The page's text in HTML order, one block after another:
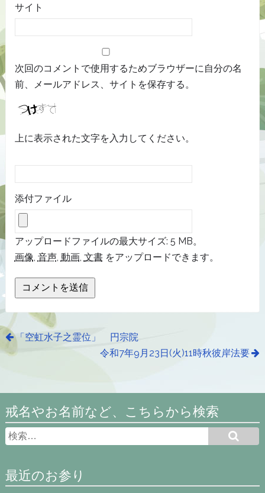
サイト
次回のコメントで使用するためブラウザーに自分の名
前、メールアドレス、サイトを保存する。
上に表示された文字を入力してください。
添付ファイル
アップロードファイルの最大サイズ: 5 MB。
画像, 音声, 動画, 文書をアップロードできます。
「空虹水子之霊位」 円宗院
令和7年9月23日(火)11時秋彼岸法要
戒名やお名前など、こちらから検索
最近のお参り